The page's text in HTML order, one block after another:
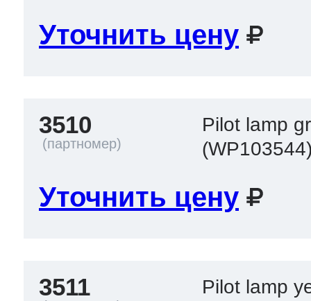
Уточнить цену
3510
Pilot lamp
Уточнить цену
3511
Pilot lamp